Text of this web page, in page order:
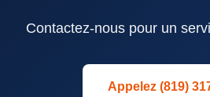
Contactez-nous pour un
Appelez (819)